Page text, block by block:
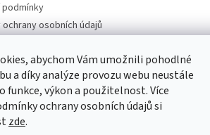
abychom Vám umožnili pohodlné
a díky analýze provozu webu neustále
funkce, výkon a použitelnost. Více
ochrany osobních údajů si
zde.
osobních údajů
EN-filmy.cz CD-Soundtrack.cz